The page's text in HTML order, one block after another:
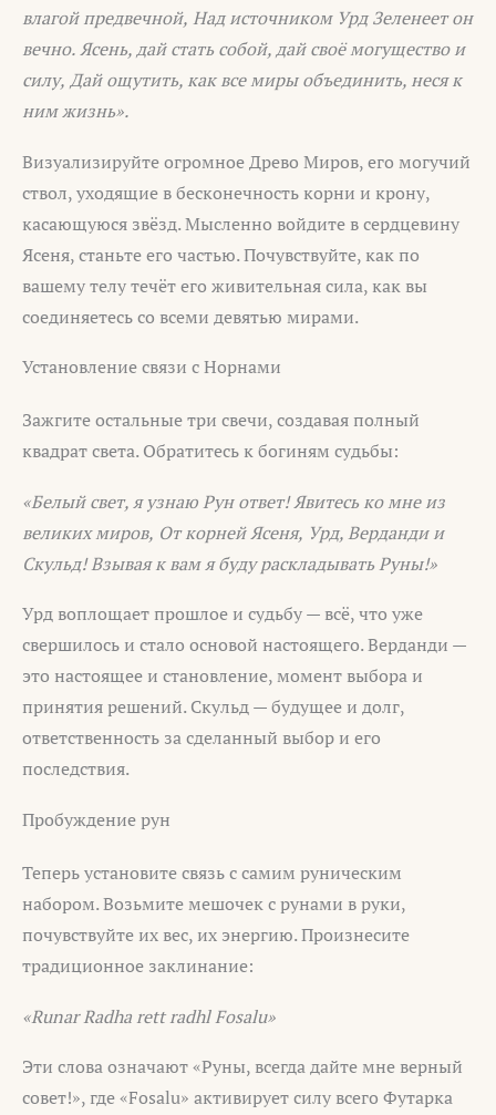
влагой предвечной, Над источником Урд Зеленеет он
вечно.Ясень, дай стать собой, дай своё могущество и
силу, Дай ощутить, как все миры объединить, неся к
ним жизнь».
Визуализируйте огромное Древо Миров, его могучий
ствол, уходящие в бесконечность корни и крону,
касающуюся звёзд. Мысленно войдите в сердцевину
Ясеня, станьте его частью. Почувствуйте, как по
вашему телу течёт его живительная сила, как вы
соединяетесь со всеми девятью мирами.
Установление связи с Норнами
Зажгите остальные три свечи, создавая полный
квадрат света. Обратитесь к богиням судьбы:
«Белый свет, я узнаю Рун ответ!Явитесь ко мне из
великих миров, От корней Ясеня, Урд, Верданди и
Скульд!Взывая к вам я буду раскладывать Руны!»
Урд воплощает прошлое и судьбу — всё, что уже
свершилось и стало основой настоящего. Верданди —
это настоящее и становление, момент выбора и
принятия решений. Скульд — будущее и долг,
ответственность за сделанный выбор и его
последствия.
Пробуждение рун
Теперь установите связь с самим руническим
набором. Возьмите мешочек с рунами в руки,
почувствуйте их вес, их энергию. Произнесите
традиционное заклинание:
«Runar Radha rett radhl Fosalu»
Эти слова означают «Руны, всегда дайте мне верный
совет!», где «Fosalu» активирует силу всего Футарка